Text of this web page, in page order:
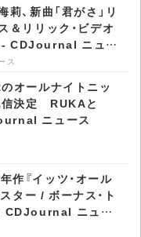
莉、新曲「君がさ」リ
＆リリック・ビデオ
- CDJournal ニュー
ス
オールナイトニッ
信決定 RUKAと
ニュース
作『イッツ・オール
ター / ボーナス・ト
CDJournal ニュー